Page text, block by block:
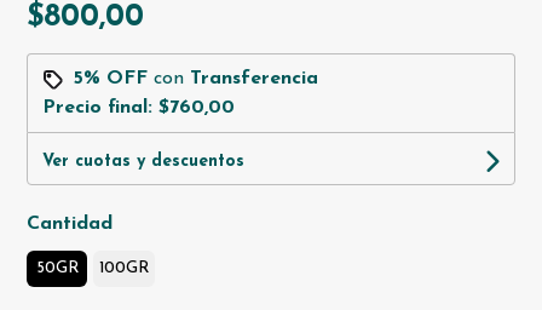
$800,00
5% OFF con Transferencia
Precio final:$760,00
Ver cuotas y descuentos
Cantidad
50GR 100GR